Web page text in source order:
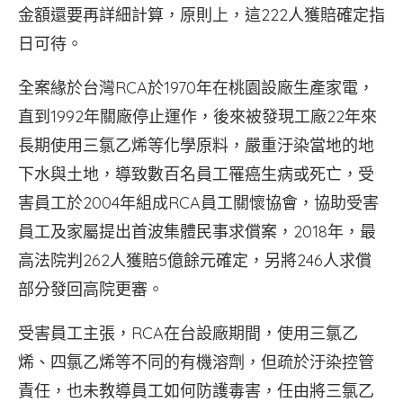
金額還要再詳細計算，原則上，這222人獲賠確定指
日可待。
全案緣於台灣RCA於1970年在桃園設廠生產家電，
直到1992年關廠停止運作，後來被發現工廠22年來
長期使用三氯乙烯等化學原料，嚴重汙染當地的地
下水與土地，導致數百名員工罹癌生病或死亡，受
害員工於2004年組成RCA員工關懷協會，協助受害
員工及家屬提出首波集體民事求償案，2018年，最
高法院判262人獲賠5億餘元確定，另將246人求償
部分發回高院更審。
受害員工主張，RCA在台設廠期間，使用三氯乙
烯、四氯乙烯等不同的有機溶劑，但疏於汙染控管
責任，也未教導員工如何防護毒害，任由將三氯乙